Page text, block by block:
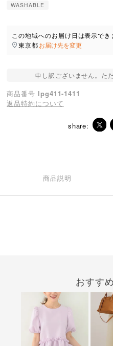
WASHABLE
この地域へのお届け日は表示でき
東京都お届け先を変更
申し訳ございません。た
商品番号 lpg411-1411
返品特約について
share:
商品説明
おすす